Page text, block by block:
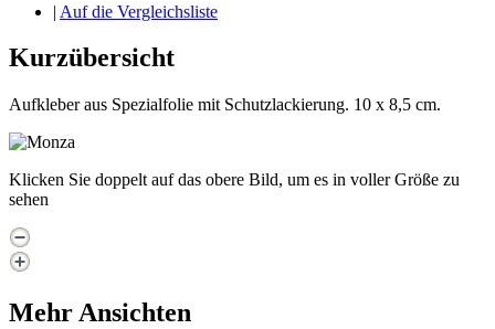
| Auf die Vergleichsliste
Kurzübersicht
Aufkleber aus Spezialfolie mit Schutzlackierung. 10 x 8,5 cm.
Klicken Sie doppelt auf das obere Bild, um es in voller Größe zu
sehen
Mehr Ansichten